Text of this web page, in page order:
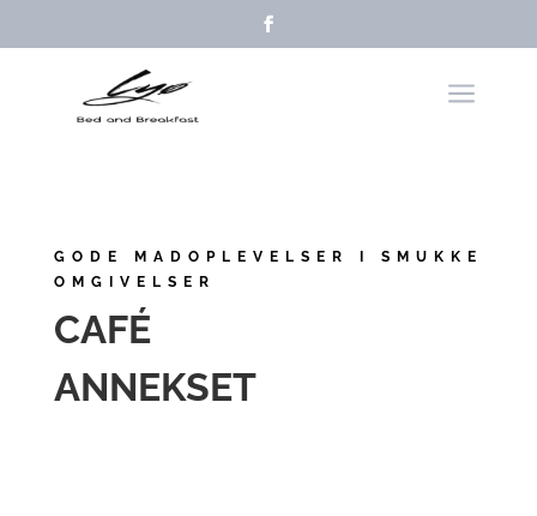
a
GODE MADOPLEVELSER I SMUKKE
OMGIVELSER
CAFÉ
ANNEKSET